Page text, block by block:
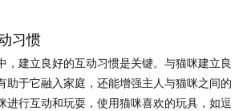
习惯
，建立良好的互动习惯是关键。与猫咪建立良
助于它融入家庭，还能增强主人与猫咪之间的
进行互动和玩耍，使用猫咪喜欢的玩具，如逗